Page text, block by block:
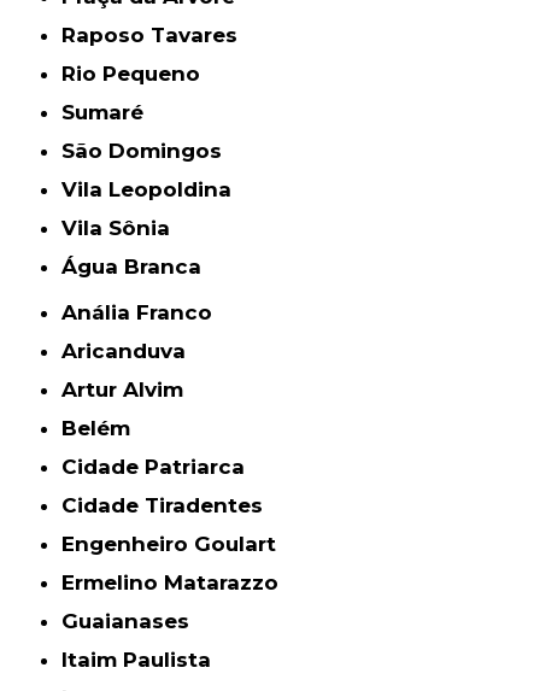
Raposo Tavares
Rio Pequeno
Sumaré
São Domingos
Vila Leopoldina
Vila Sônia
Água Branca
Anália Franco
Aricanduva
Artur Alvim
Belém
Cidade Patriarca
Cidade Tiradentes
Engenheiro Goulart
Ermelino Matarazzo
Guaianases
Itaim Paulista